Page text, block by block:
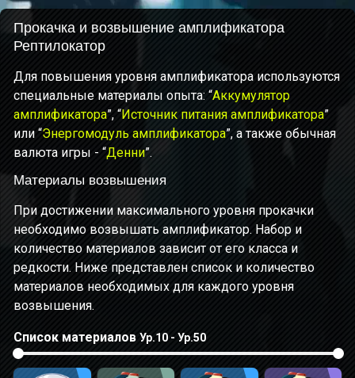
повторном получении эффекта его длительность
продлевается (максимум до 30 сек.). При переходе в
боевую готовность агент получает это усиление на 10 сек.
активный персонаж, длительность эффекта не
уменьшается.
Прокачка и возвышение амплификатора
Рептилокатор
Для повышения уровня амплификатора используются
специальные материалы опыта: “Аккумулятор
амплификатора”, “Источник питания амплификатора”
или “Энергомодуль амплификатора”, а также обычная
валюта игры - “Денни”.
Материалы возвышения
При достижении максимального уровня прокачки
необходимо возвышать амплификатор. Набор и
количество материалов зависит от его класса и
редкости. Ниже представлен список и количество
материалов необходимых для каждого уровня
возвышения.
Список материалов Ур.10 - Ур.50